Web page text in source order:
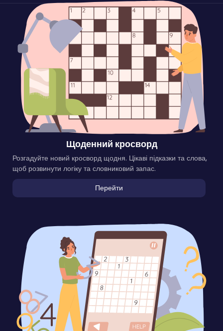
Щоденний кросворд
Розгадуйте новий кросворд щодня. Цікаві підказки та слова,
щоб розвинути логіку та словниковий запас.
Перейти